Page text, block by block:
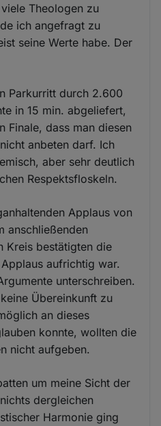
Theologen zu
ich angefragt zu
seine Werte habe. Der
Parkurritt durch 2.600
in 15 min. abgeliefert,
Finale, dass man diesen
anbeten darf. Ich
aber sehr deutlich
Respektsfloskeln.
Applaus von
anschließenden
Kreis bestätigten die
aufrichtig war.
unterschreiben.
Übereinkunft zu
an dieses
konnte, wollten die
nicht aufgeben.
um meine Sicht der
dergleichen
Harmonie ging